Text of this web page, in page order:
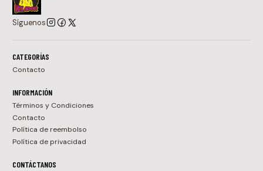
Síguenos
CATEGORÍAS
Contacto
INFORMACIÓN
Términos y Condiciones
Contacto
Política de reembolso
Política de privacidad
CONTÁCTANOS